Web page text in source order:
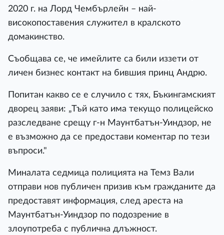
2020 г. на Лорд Чембърлейн – най-
високопоставения служител в кралското
домакинство.
Съобщава се, че имейлите са били иззети от
личен бизнес контакт на бившия принц Андрю.
Попитан какво се е случило с тях, Бъкингамският
дворец заяви: „Тъй като има текущо полицейско
разследване срещу г-н Маунтбатън-Уиндзор, не
е възможно да се предостави коментар по тези
въпроси."
Миналата седмица полицията на Темз Вали
отправи нов публичен призив към гражданите да
предоставят информация, след ареста на
Маунтбатън-Уиндзор по подозрение в
злоупотреба с публична длъжност.